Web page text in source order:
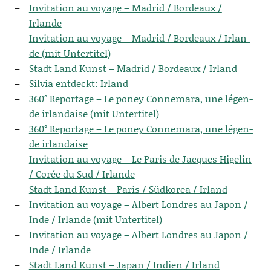
Invi­ta­ti­on au voya­ge – Madrid / Bor­deaux /
Irlande
Invi­ta­ti­on au voya­ge – Madrid / Bor­deaux / Irlan­
de (mit Untertitel)
Stadt Land Kunst – Madrid / Bor­deaux / Irland
Sil­via ent­deckt: Irland
360° Repor­ta­ge – Le poney Con­ne­ma­ra, une légen­
de irlan­dai­se (mit Untertitel)
360° Repor­ta­ge – Le poney Con­ne­ma­ra, une légen­
de irlandaise
Invi­ta­ti­on au voya­ge – Le Paris de Jac­ques Hige­lin
/ Corée du Sud / Irlande
Stadt Land Kunst – Paris / Süd­ko­rea / Irland
Invi­ta­ti­on au voya­ge – Albert Lond­res au Japon /
Inde / Irlan­de (mit Untertitel)
Invi­ta­ti­on au voya­ge – Albert Lond­res au Japon /
Inde / Irlande
Stadt Land Kunst – Japan / Indi­en / Irland